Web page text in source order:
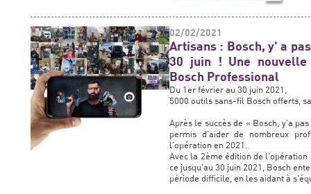
02/02/2021
Artisans : Bosch, y' a
30 juin ! Une nouvelle
Bosch Professional
Du 1er février au 30 juin 2021,
5000 outils sans-fil Bosch offerts,
Après le succès de « Bosch, y'a
permis d'aider de nombreux
l'opération en 2021.
Avec la 2ème édition de
ce jusqu'au 30 juin 2021, Bosch
période difficile, en les aidant à